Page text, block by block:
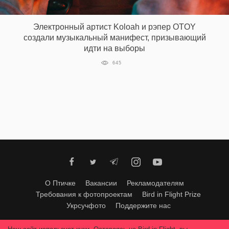
Электронный артист Koloah и рэпер OTOY
создали музыкальный манифест, призывающий
идти на выборы
645
О Птичке Вакансии
Рекламодателям
Требования к фотопроектам
Bird in Flight Prize
Укрсучфото
Поддержите нас
Любое использование материалов допускается только с согласия